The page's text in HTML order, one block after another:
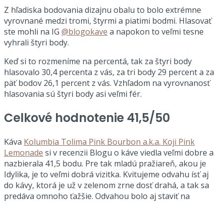
Z hľadiska bodovania dizajnu obalu to bolo extrémne
vyrovnané medzi tromi, štyrmi a piatimi bodmi. Hlasovať
ste mohli na IG @blogokave a napokon to veľmi tesne
vyhrali štyri body.
Keď si to rozmeníme na percentá, tak za štyri body
hlasovalo 30,4 percenta z vás, za tri body 29 percent a za
päť bodov 26,1 percent z vás. Vzhľadom na vyrovnanosť
hlasovania sú štyri body asi veľmi fér.
Celkové hodnotenie 41,5/50
Káva Kolumbia Tolima Pink Bourbon a.k.a. Koji Pink
Lemonade si v recenzii Blogu o káve viedla veľmi dobre a
nazbierala 41,5 bodu. Pre tak mladú pražiareň, akou je
Idylika, je to veľmi dobrá vizitka. Kvitujeme odvahu ísť aj
do kávy, ktorá je už v zelenom zrne dosť drahá, a tak sa
predáva omnoho ťažšie. Odvahou bolo aj staviť na